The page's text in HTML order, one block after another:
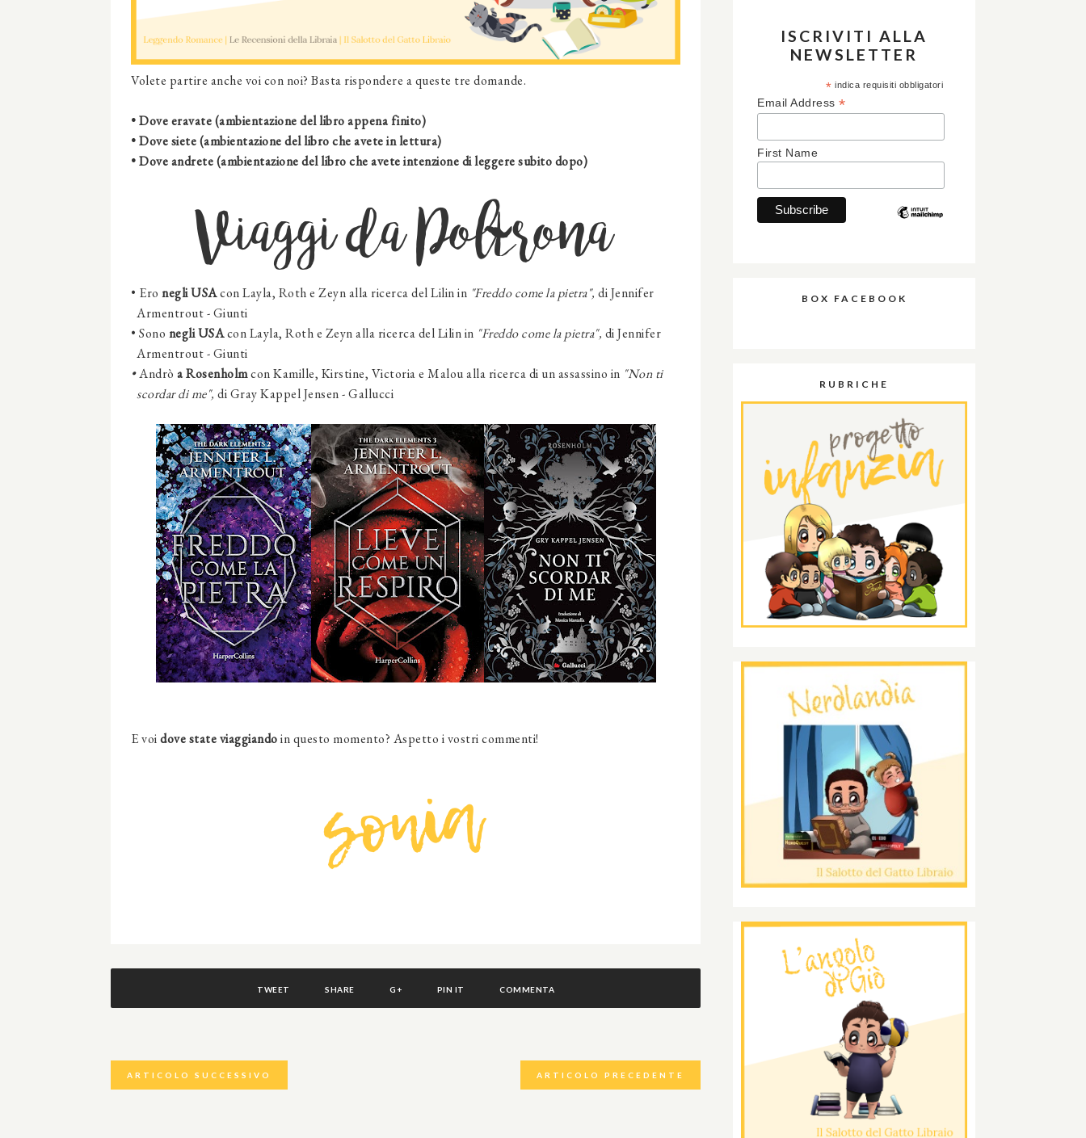
Volete partire anche voi con noi? Basta rispondere a queste tre domande.
• Dove eravate (ambientazione del libro appena finito)
• Dove siete (ambientazione del libro che avete in lettura)
• Dove andrete (ambientazione del libro che avete intenzione di leggere subito dopo)
Viaggi da Poltrona
• Ero negli USAconLayla, Roth e Zeyn alla ricerca del Lilinin "Freddo come la pietra", diJennifer
Armentrout- Giunti
• Sono negli USAconLayla, Roth e Zeyn alla ricerca del Lilinin "Freddo come la pietra", diJennifer
Armentrout- Giunti
•Andrò a Rosenholmcon Kamille, Kirstine, Victoria e Maloualla ricerca di un assassino in "Non ti
scordar di me", diGray Kappel Jensen- Gallucci
E voidove state viaggiandoin questo momento? Aspetto i vostri commenti!
TWEET SHARE G+ PIN IT COMMENTA
ARTICOLO SUCCESSIVO ARTICOLO PRECEDENTE
ISCRIVITI ALLA
NEWSLETTER
* indica requisiti obbligatori
Email Address *
First Name
BOX FACEBOOK
RUBRICHE